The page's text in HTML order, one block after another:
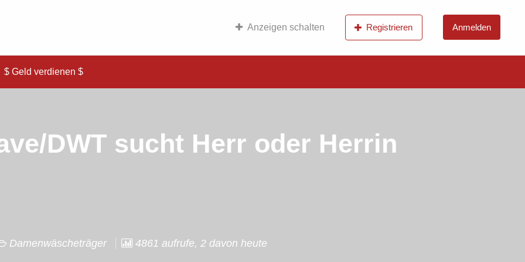
Anzeigen schalten Registrieren Anmelden
$ Geld verdienen $
DWT sucht Herr oder Herrin
Damenwäscheträger 4861 aufrufe, 2 davon heute